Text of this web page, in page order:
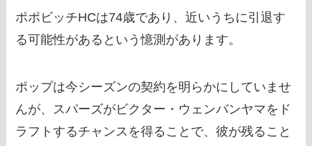
ポポビッチHCは74歳であり、近いうちに引退す
る可能性があるという憶測があります。
ポップは今シーズンの契約を明らかにしていませ
んが、スパーズがビクター・ウェンバンヤマをド
ラフトするチャンスを得ることで、彼が残ること